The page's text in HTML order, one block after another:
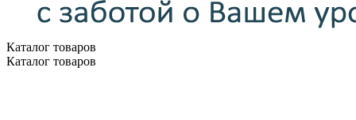
Каталог товаров
Каталог товаров